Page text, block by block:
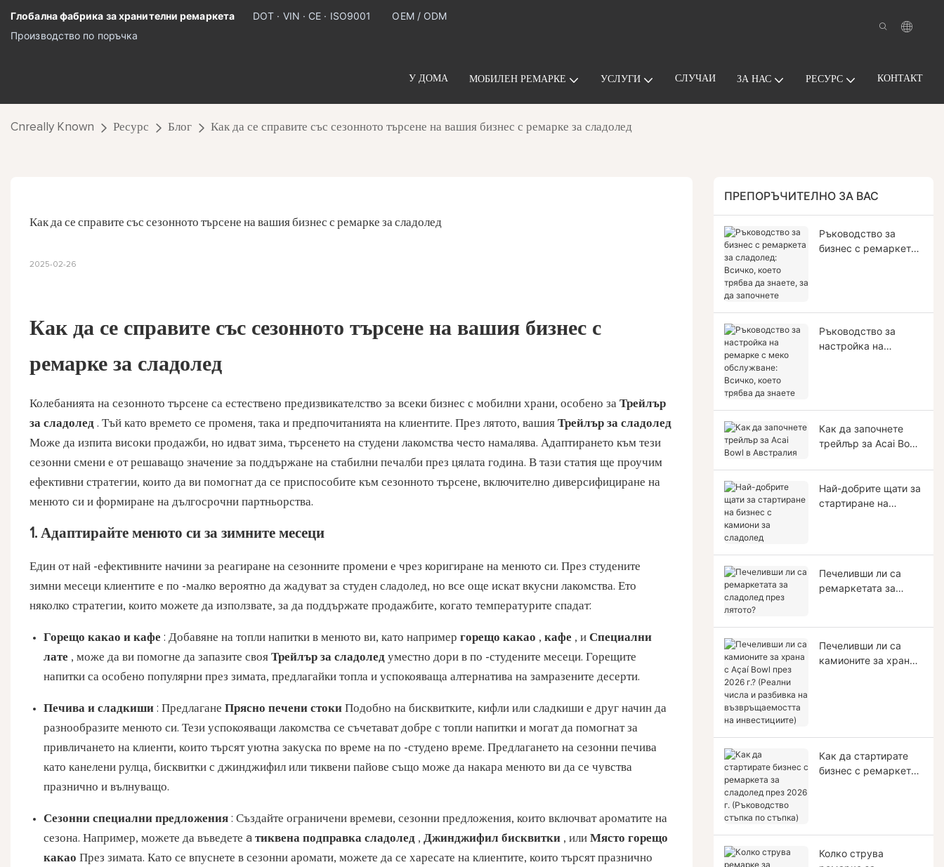
Глобална фабрика за хранителни ремаркета DOT · VIN · CE · ISO9001
OEM / ODM
Производство по поръчка
У ДОМА МОБИЛЕН РЕМАРКЕ УСЛУГИ СЛУЧАИ ЗА НАС РЕСУРС КОНТАКТ
Cnreally Known Ресурс Блог Как да се справите със сезонното търсене на вашия бизнес с ремарке за сладолед
Как да се справите със сезонното търсене на вашия бизнес с ремарке за сладолед
2025-02-26
Как да се справите със сезонното търсене на вашия бизнес с
ремарке за сладолед
Колебанията на сезонното търсене са естествено предизвикателство за всеки бизнес с мобилни храни, особено за Трейлър
за сладолед . Тъй като времето се променя, така и предпочитанията на клиентите. През лятото, вашия Трейлър за сладолед
Може да изпита високи продажби, но идват зима, търсенето на студени лакомства често намалява. Адаптирането към тези
сезонни смени е от решаващо значение за поддържане на стабилни печалби през цялата година. В тази статия ще проучим
ефективни стратегии, които да ви помогнат да се приспособите към сезонното търсене, включително диверсифициране на
менюто си и формиране на дългосрочни партньорства.
1. Адаптирайте менюто си за зимните месеци
Един от най -ефективните начини за реагиране на сезонните промени е чрез коригиране на менюто си. През студените
зимни месеци клиентите е по -малко вероятно да жадуват за студен сладолед, но все още искат вкусни лакомства. Ето
няколко стратегии, които можете да използвате, за да поддържате продажбите, когато температурите спадат:
Горещо какао и кафе: Добавяне на топли напитки в менюто ви, като напримергорещо какао ,кафе , иСпециални
лате , може да ви помогне да запазите свояТрейлър за сладоледуместно дори в по -студените месеци. Горещите
напитки са особено популярни през зимата, предлагайки топла и успокояваща алтернатива на замразените десерти.
Печива и сладкиши: ПредлаганеПрясно печени стокиПодобно на бисквитките, кифли или сладкиши е друг начин да
разнообразите менюто си. Тези успокояващи лакомства се съчетават добре с топли напитки и могат да помогнат за
привличането на клиенти, които търсят уютна закуска по време на по -студено време. Предлагането на сезонни печива
като канелени рулца, бисквитки с джинджифил или тиквени пайове също може да накара менюто ви да се чувства
празнично и вълнуващо.
Сезонни специални предложения: Създайте ограничени времеви, сезонни предложения, които включват ароматите на
сезона. Например, можете да въведете aтиквена подправка сладолед ,Джинджифил бисквитки , илиМясто горещо
какаоПрез зимата. Като се впуснете в сезонни аромати, можете да се харесате на клиентите, които търсят празнично
ПРЕПОРЪЧИТЕЛНО ЗА ВАС
Ръководство за
бизнес с ремаркета
Ръководство за
настройка на
Как да започнете
трейлър за Acai Bowl
Най-добрите щати за
стартиране на
Печеливши ли са
ремаркетата за
Печеливши ли са
камионите за храна
Как да стартирате
бизнес с ремаркета
Колко струва